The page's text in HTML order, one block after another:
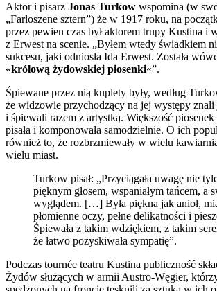
Aktor i pisarz Jonas Turkow wspomina (w
„Farloszene sztern”) że w 1917 roku, na
przez pewien czas był aktorem trupy Kustina i
z Erwest na scenie. „Byłem wtedy świadkiem
sukcesu, jaki odniosła Ida Erwest. Została
«królową żydowskiej piosenki«”.
Śpiewane przez nią kuplety były, według
że widzowie przychodzący na jej występy znali
i śpiewali razem z artystką. Większość
pisała i komponowała samodzielnie. O ich
również to, że rozbrzmiewały w wielu
wielu miast.
Turkow pisał: „Przyciągała uwagę nie
pięknym głosem, wspaniałym tańcem, a
wyglądem. […] Była piękna jak anioł,
płomienne oczy, pełne delikatności i
Śpiewała z takim wdziękiem, z takim
że łatwo pozyskiwała sympatię”.
Podczas tournée teatru Kustina publiczność
Żydów służących w armii Austro-Węgier,